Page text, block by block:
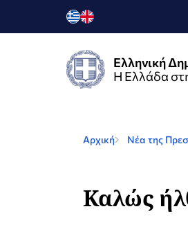
Ελληνική
Η Ελλάδα
Αρχική Νέα της
Καλώς